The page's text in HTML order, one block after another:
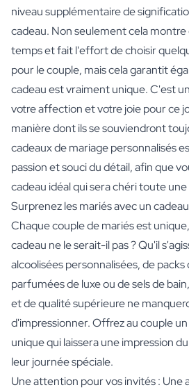
niveau supplémentaire de
cadeau. Non seulement cela montre
temps et fait l'effort de choisir
pour le couple, mais cela garantit
cadeau est vraiment unique. C'est
votre affection et votre joie pour ce
manière dont ils se souviendront
cadeaux de mariage personnalisés
passion et souci du détail, afin que
cadeau idéal qui sera chéri toute une
Surprenez les mariés avec un
Chaque couple de mariés est
cadeau ne le serait-il pas ? Qu'il
alcoolisées personnalisées, de
parfumées de luxe ou de sels de
et de qualité supérieure ne
d'impressionner. Offrez au couple
unique qui laissera une impression
leur journée spéciale.
Une attention pour vos invités :